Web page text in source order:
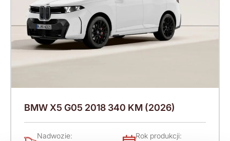
BMW X5 G05 2018 340 KM (2026)
Nadwozie:
Rok produkcji: